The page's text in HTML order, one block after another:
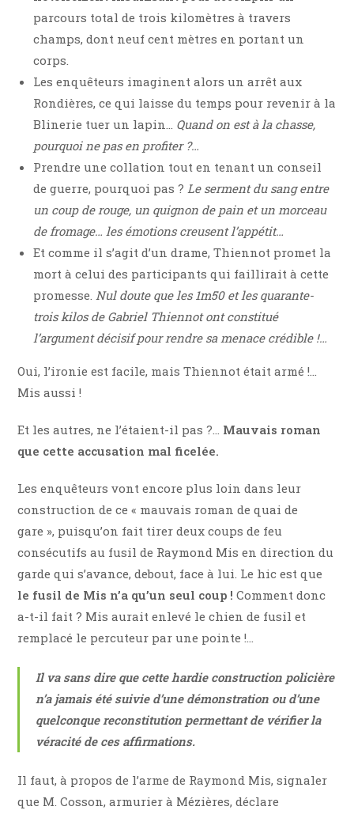
parcours total de trois kilomètres à travers
champs, dont neuf cent mètres en portant un
corps.
Les enquêteurs imaginent alors un arrêt aux
Rondières, ce qui laisse du temps pour revenir à la
Blinerie tuer un lapin… Quand on est à la chasse,
pourquoi ne pas en profiter ?…
Prendre une collation tout en tenant un conseil
de guerre, pourquoi pas ?Le serment du sang entre
un coup de rouge, un quignon de pain et un morceau
de fromage… les émotions creusent l’appétit…
Et comme il s’agit d’un drame, Thiennot promet la
mort à celui des participants qui faillirait à cette
promesse.Nul doute que les 1m50 et les quarante-
trois kilos de Gabriel Thiennot ont constitué
l’argument décisif pour rendre sa menace crédible !…
Oui, l’ironie est facile, mais Thiennot était armé !…
Mis aussi !
Et les autres, ne l’étaient-il pas ?… Mauvais roman
que cette accusation mal ficelée.
Les enquêteurs vont encore plus loin dans leur
construction de ce « mauvais roman de quai de
gare », puisqu’on fait tirer deux coups de feu
consécutifs au fusil de Raymond Mis en direction du
garde qui s’avance, debout, face à lui. Le hic est que
le fusil de Mis n’a qu’un seul coup ! Comment donc
a-t-il fait ? Mis aurait enlevé le chien de fusil et
remplacé le percuteur par une pointe !…
Il va sans dire que cette hardie construction policière
n’a jamais été suivie d’une démonstration ou d’une
quelconque reconstitution permettant de vérifier la
véracité de ces affirmations.
Il faut, à propos de l’arme de Raymond Mis, signaler
que M. Cosson, armurier à Mézières, déclare